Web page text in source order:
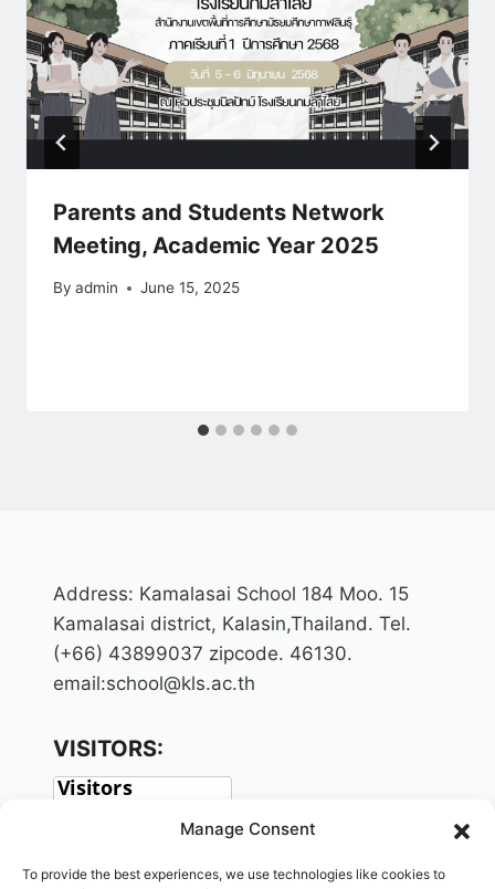
Manage Consent
To provide the best experiences, we use technologies like cookies to
Parents and Students Network
Meeting, Academic Year 2025
By admin June 15, 2025
Address: Kamalasai School 184 Moo. 15
Kamalasai district, Kalasin,Thailand. Tel.
(+66) 43899037 zipcode. 46130.
email:school@kls.ac.th
VISITORS: